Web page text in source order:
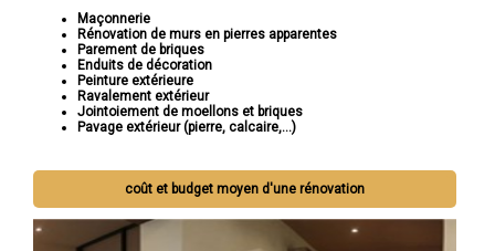
Maçonnerie
Rénovation de murs en pierres apparentes
Parement de briques
Enduits de décoration
Peinture extérieure
Ravalement extérieur
Jointoiement de moellons et briques
Pavage extérieur (pierre, calcaire,...)
coût et budget moyen d'une rénovation